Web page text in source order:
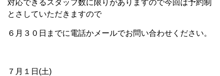
対応できるスタッフ数に限りがありますので今回は予約制
とさしていただきますので
６月３０日までに電話かメールでお問い合わせください。
７月１日(土)